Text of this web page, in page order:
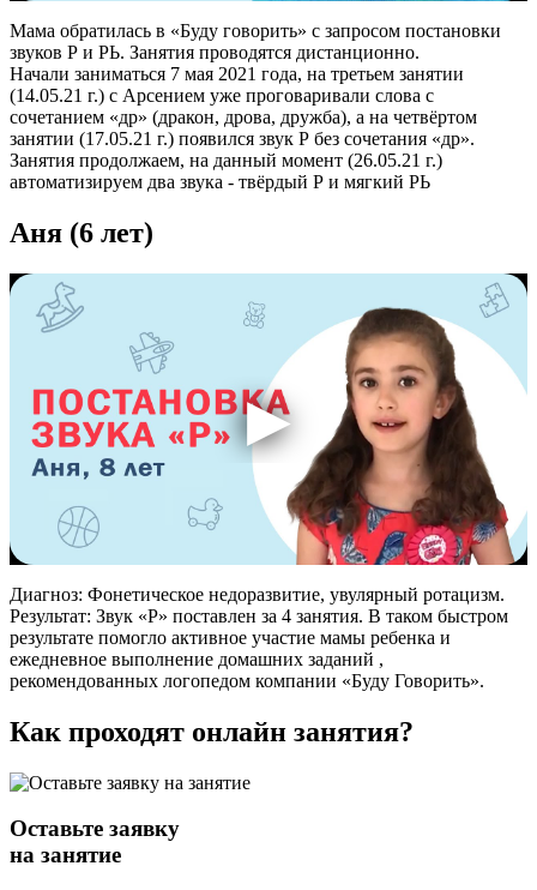
Мама обратилась в «Буду говорить» с запросом постановки
звуков Р и РЬ. Занятия проводятся дистанционно.
Начали заниматься 7 мая 2021 года, на третьем занятии
(14.05.21 г.) с Арсением уже проговаривали слова с
сочетанием «др» (дракон, дрова, дружба), а на четвёртом
занятии (17.05.21 г.) появился звук Р без сочетания «др».
Занятия продолжаем, на данный момент (26.05.21 г.)
автоматизируем два звука - твёрдый Р и мягкий РЬ
Аня (6 лет)
Диагноз: Фонетическое недоразвитие, увулярный ротацизм.
Результат: Звук «Р» поставлен за 4 занятия. В таком быстром
результате помогло активное участие мамы ребенка и
ежедневное выполнение домашних заданий ,
рекомендованных логопедом компании «Буду Говорить».
Как проходят онлайн занятия?
Оставьте заявку
на занятие